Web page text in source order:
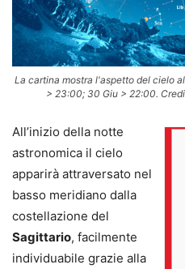
La cartina mostra l'aspetto del cielo
> 23:00; 30 Giu > 22:00.
All’inizio della notte
astronomica il cielo
apparirà attraversato nel
basso meridiano dalla
costellazione del
Sagittario, facilmente
individuabile grazie alla